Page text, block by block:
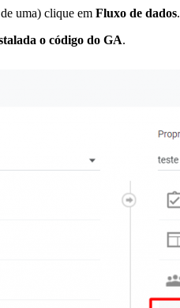
uma) clique em Fluxo de dados.
o código do GA.